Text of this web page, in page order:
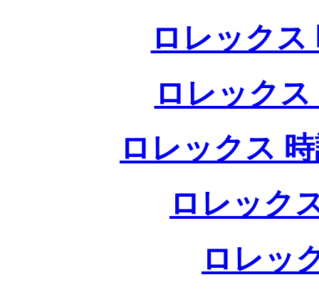
ロレックス
ロレック
ロレックス
ロレック
ロレッ